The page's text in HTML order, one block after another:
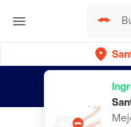
envíos